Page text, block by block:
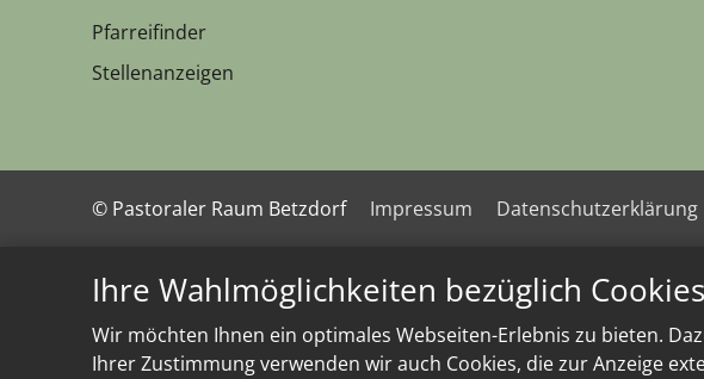
Ihre Wahlmöglichkeiten bezüglich Cookies
Wir möchten Ihnen ein optimales Webseiten-Erlebnis zu bieten.
Ihrer Zustimmung verwenden wir auch Cookies, die zur Anzeige
Pfarreifinder
Stellenanzeigen
© Pastoraler Raum Betzdorf Impressum Datenschutzerklärung